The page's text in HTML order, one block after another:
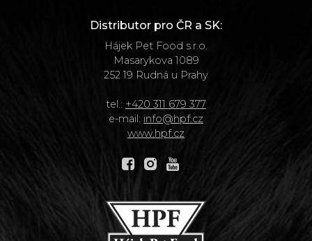
Distributor pro ČR a SK:
Hájek Pet Food s.r.o.
Masarykova 1089
252 19 Rudná u Prahy
tel.: +420 311 679 377
e-mail: info@hpf.cz
www.hpf.cz